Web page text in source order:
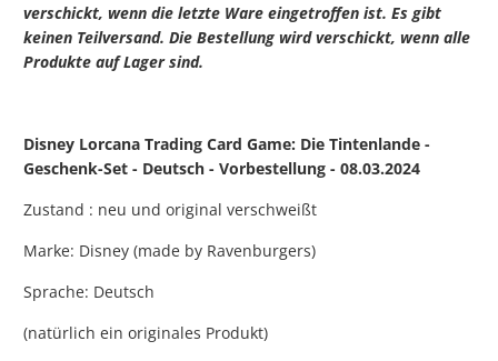
verschickt, wenn die letzte Ware eingetroffen ist. Es gibt
keinen Teilversand. Die Bestellung wird verschickt, wenn alle
Produkte auf Lager sind.
Disney Lorcana Trading Card Game: Die Tintenlande -
Geschenk-Set - Deutsch - Vorbestellung - 08.03.2024
Zustand : neu und original verschweißt
Marke: Disney (made by Ravenburgers)
Sprache: Deutsch
(natürlich ein originales Produkt)